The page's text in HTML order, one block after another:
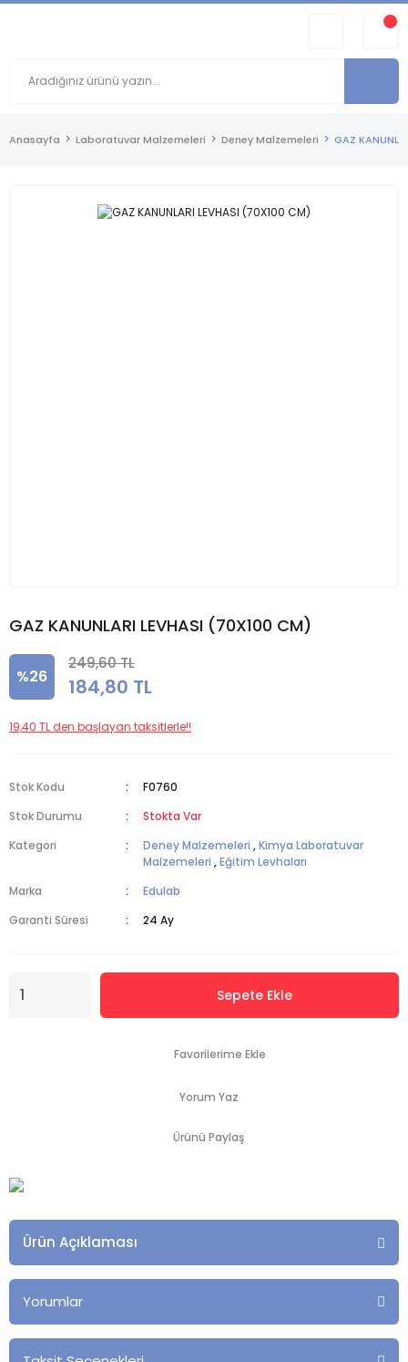
Anasayfa Laboratuvar Malzemeleri Deney Malzemeleri GAZ
GAZ KANUNLARI LEVHASI (70X100 CM)
%26
249,60 TL
184,80 TL
19,40 TL den başlayan taksitlerle!!
Stok Kodu
F0760
Stok Durumu
Stokta Var
Kategori
Deney Malzemeleri ,Kimya Laboratuvar
Malzemeleri ,Eğitim Levhaları
Marka
Edulab
Garanti Süresi
24 Ay
Sepete Ekle
Yorum Yaz
Ürünü Paylaş
Ürün Açıklaması
Yorumlar